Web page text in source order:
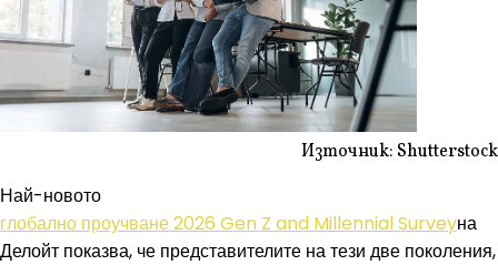
Източник: Shutterstock
Най-новото
глобално проучване 2026 Gen Z and Millennial Surveyна
Делойт показва, че представителите на тези две поколения,